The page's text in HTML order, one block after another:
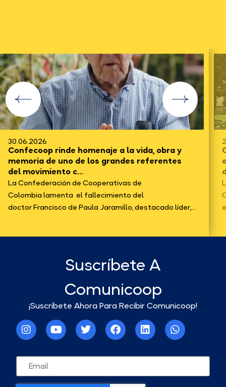
30.06.2026
Confecoop rinde homenaje a la vida, obra y
memoria de uno de los grandes referentes
del movimiento c...
La Confederación de Cooperativas de
Colombia lamenta el fallecimiento del
doctor Francisco de Paula Jaramillo, destacado líder,...
Suscríbete A
Comunicoop
¡Suscríbete Ahora Para Recibir Comunicoop!